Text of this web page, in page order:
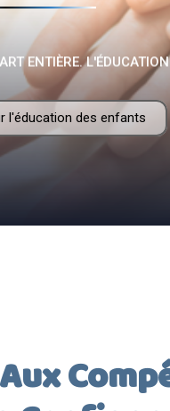
Fraternelle
ENTIÈRE.
l'éducation des enfants